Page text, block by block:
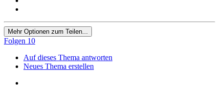
Mehr Optionen zum Teilen...
Folgen 10
Auf dieses Thema antworten
Neues Thema erstellen